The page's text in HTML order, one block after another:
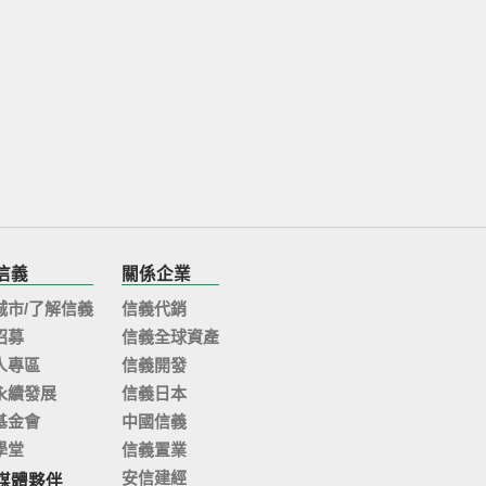
義
市/了解信義
募
專區
續發展
金會
堂
體夥伴
關係企業
信義代銷
信義全球資產
信義開發
信義日本
中國信義
信義置業
安信建經